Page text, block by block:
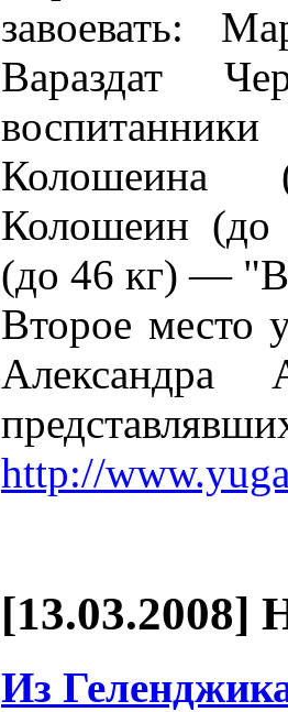
завоевать:
Вараздат
Колошеина
Колошеин (до
(до 46 кг) —
Второе место
http://
[13.03.2008]
Из